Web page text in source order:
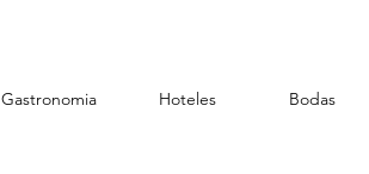
Gastronomia Hoteles Bodas